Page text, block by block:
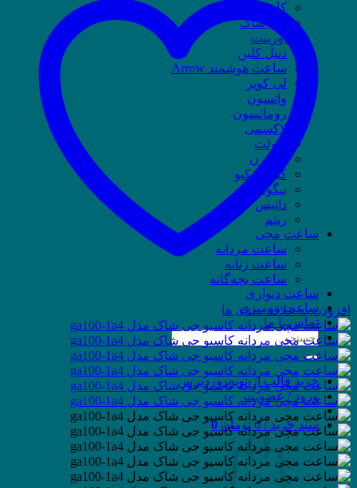
کاسیو
جی شاک
اورینت
دنیل کلین
ساعت هوشمند Arrow
لی کوپر
واتسون
رومانسون
لاکسمی
ویولت
وسترن
کیو اند کیو
بیگوتی
داتیس
ریتم
ساعت مچی
ساعت مردانه
ساعت زنانه
ساعت بچه‌گانه
ساعت دیواری
ساعت رومیزی
تماس با ما
جستجو
برای:
خرید قالب از نوین وردپرس
ورود / عضویت
سبد خرید /0 تومان 0
افزودن به علاقه مندی ها